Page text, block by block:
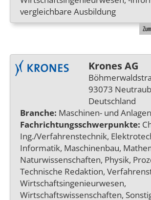
vergleichbare Ausbildung
Krones AG
93073
Deutschland
Branche: Maschinen- und
Fachrichtungsschwerpunkte:
Ing./Verfahrenstechnik,
Informatik, Maschinenbau,
Naturwissenschaften, Physik,
Technische Redaktion,
Wirtschaftsingenieurwesen,
Wirtschaftswissenschaften,